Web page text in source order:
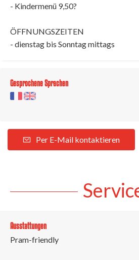
- Kindermenü 9,50?
ÖFFNUNGSZEITEN
- dienstag bis Sonntag mittags
Gesprochene Sprachen
Per E-Mail kontaktieren
Ausstattungen
Pram-friendly